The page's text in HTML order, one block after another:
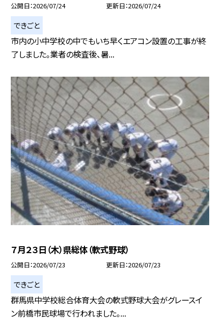
公開日 2026/07/24 更新日 2026/07/24
できごと
市内の小中学校の中でもいち早くエアコン設置の工事が終
了しました。業者の検査後、暑...
７月２３日（木）県総体（軟式野球）
公開日 2026/07/23 更新日 2026/07/23
できごと
群馬県中学校総合体育大会の軟式野球大会がグレースイ
ン前橋市民球場で行われました。...